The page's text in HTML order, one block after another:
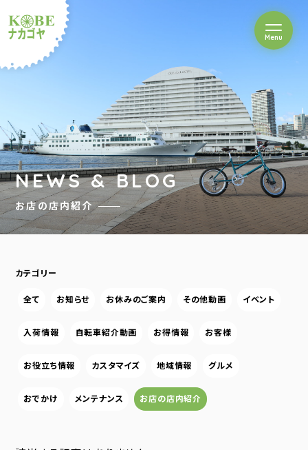
ルショップナカゴヤ
Menuを開閉
NEWS & BLOG
お店の店内紹介
カテゴリー
全て お知らせ お休みのご案内 その他動画 イベント
入荷情報 自転車紹介動画 お得情報 お客様
お役立ち情報 カスタマイズ 地域情報 グルメ
おでかけ メンテナンス お店の店内紹介